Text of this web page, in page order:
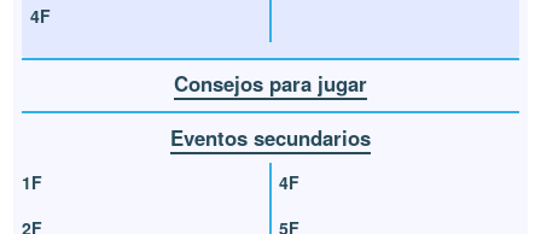
4F
Consejos para jugar
Eventos secundarios
1F
2F
4F
5F